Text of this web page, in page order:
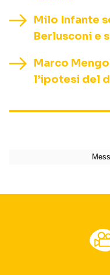
Milo Infante
Berlusconi e
Marco
l’ipotesi del